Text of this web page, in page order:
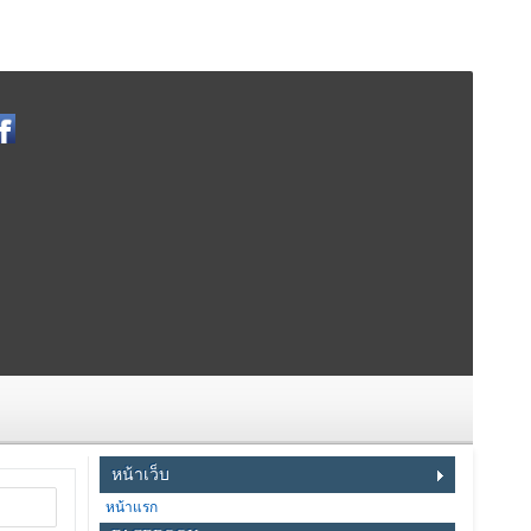
หน้าเว็บ
หน้าแรก